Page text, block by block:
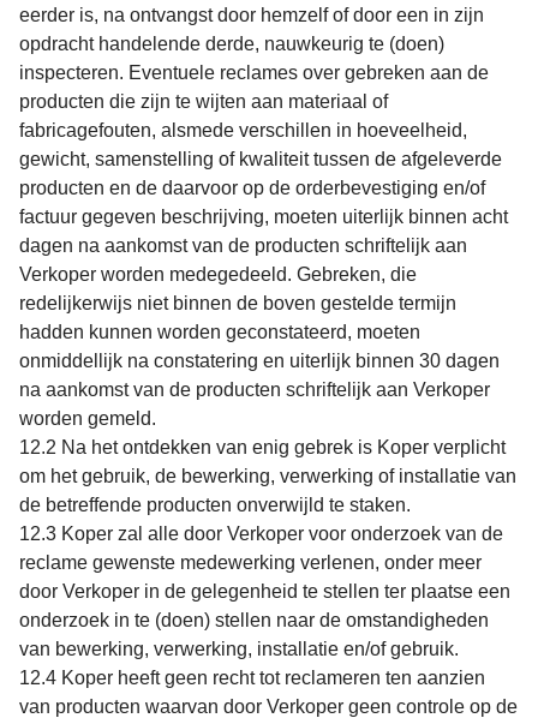
eerder is, na ontvangst door hemzelf of door een in zijn
opdracht handelende derde, nauwkeurig te (doen)
inspecteren. Eventuele reclames over gebreken aan de
producten die zijn te wijten aan materiaal of
fabricagefouten, alsmede verschillen in hoeveelheid,
gewicht, samenstelling of kwaliteit tussen de afgeleverde
producten en de daarvoor op de orderbevestiging en/of
factuur gegeven beschrijving, moeten uiterlijk binnen acht
dagen na aankomst van de producten schriftelijk aan
Verkoper worden medegedeeld. Gebreken, die
redelijkerwijs niet binnen de boven gestelde termijn
hadden kunnen worden geconstateerd, moeten
onmiddellijk na constatering en uiterlijk binnen 30 dagen
na aankomst van de producten schriftelijk aan Verkoper
worden gemeld.
12.2 Na het ontdekken van enig gebrek is Koper verplicht
om het gebruik, de bewerking, verwerking of installatie van
de betreffende producten onverwijld te staken.
12.3 Koper zal alle door Verkoper voor onderzoek van de
reclame gewenste medewerking verlenen, onder meer
door Verkoper in de gelegenheid te stellen ter plaatse een
onderzoek in te (doen) stellen naar de omstandigheden
van bewerking, verwerking, installatie en/of gebruik.
12.4 Koper heeft geen recht tot reclameren ten aanzien
van producten waarvan door Verkoper geen controle op de